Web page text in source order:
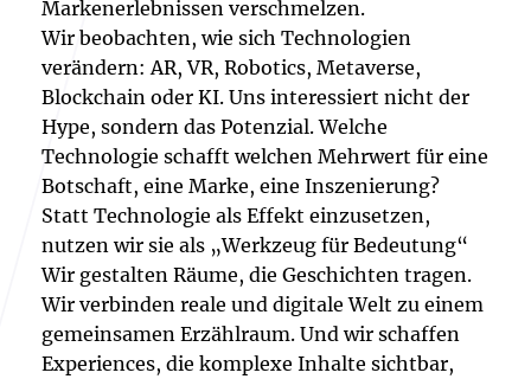
Markenerlebnissen verschmelzen.
Wir beobachten, wie sich Technologien
verändern: AR, VR, Robotics, Metaverse,
Blockchain oder KI. Uns interessiert nicht der
Hype, sondern das Potenzial. Welche
Technologie schafft welchen Mehrwert für eine
Botschaft, eine Marke, eine Inszenierung?
Statt Technologie als Effekt einzusetzen,
nutzen wir sie als „Werkzeug für Bedeutung“
Wir gestalten Räume, die Geschichten tragen.
Wir verbinden reale und digitale Welt zu einem
gemeinsamen Erzählraum. Und wir schaffen
Experiences, die komplexe Inhalte sichtbar,